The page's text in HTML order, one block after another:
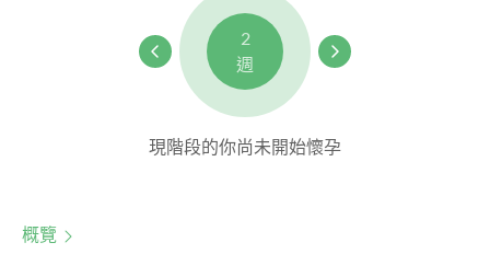
2
週
現階段的你尚未開始懷孕
概覽